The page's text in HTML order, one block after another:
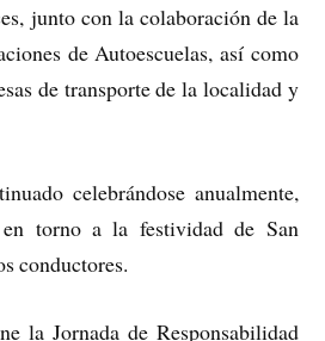
junto con la colaboración de la
de Autoescuelas, así como
de transporte de la localidad y
celebrándose anualmente,
torno a la festividad de San
conductores.
la Jornada de Responsabilidad